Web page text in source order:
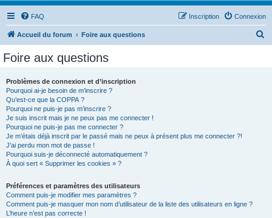
FAQ Connexion
Inscription
Accueil du forum Foire aux questions
Foire aux questions
Problèmes de connexion et d’inscription
Pourquoi ai-je besoin de m’inscrire ?
Qu’est-ce que la COPPA ?
Pourquoi ne puis-je pas m’inscrire ?
Je suis inscrit mais je ne peux pas me connecter !
Pourquoi ne puis-je pas me connecter ?
Je m’étais déjà inscrit par le passé mais ne peux à présent plus me connecter ?!
J’ai perdu mon mot de passe !
Pourquoi suis-je déconnecté automatiquement ?
À quoi sert « Supprimer les cookies » ?
Préférences et paramètres des utilisateurs
Comment puis-je modifier mes paramètres ?
Comment puis-je masquer mon nom d’utilisateur de la liste des utilisateurs en ligne ?
L’heure n’est pas correcte !